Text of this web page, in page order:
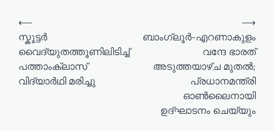
⟵
സ്കൂട്ടർ
വൈദ്യുതത്തൂണിലിടിച്ച്
പത്താംക്ലാസ്
വിദ്യാർഥി മരിച്ചു
ബാംഗ്ലൂർ-എറണാകുളം
വന്ദേ ഭാരത്
അടുത്തയാഴ്ച മുതൽ;
പ്രധാനമന്ത്രി
ഓൺലൈനായി
ഉദ്ഘാടനം ചെയ്യും
⟶